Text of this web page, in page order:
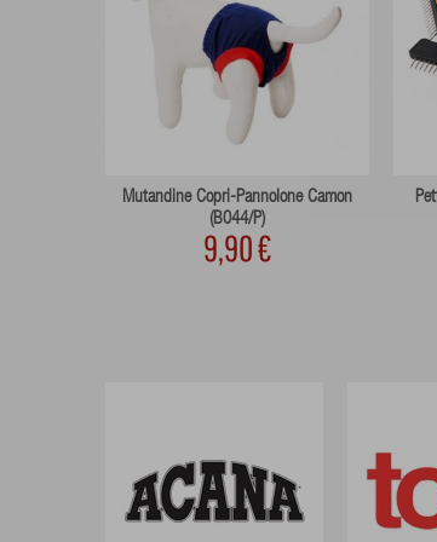
Mutandine Copri-Pannolone Camon
(B044/P)
9,90 €